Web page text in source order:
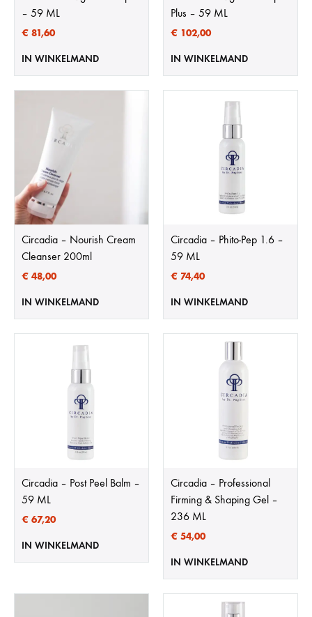
– 59 ML
€ 81,60
IN WINKELMAND
Plus – 59 ML
€ 102,00
IN WINKELMAND
Circadia – Nourish Cream
Cleanser 200ml
€ 48,00
IN WINKELMAND
Circadia – Phito-Pep 1.6 –
59 ML
€ 74,40
IN WINKELMAND
Circadia – Post Peel Balm –
59 ML
€ 67,20
IN WINKELMAND
Circadia – Professional
Firming & Shaping Gel –
236 ML
€ 54,00
IN WINKELMAND